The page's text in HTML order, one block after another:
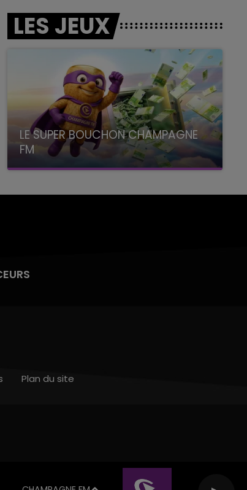
LES JEUX
LE SUPER BOUCHON CHAMPAGNE
FM
avec La Famille Champagne FM, à 8H10
Plan du site